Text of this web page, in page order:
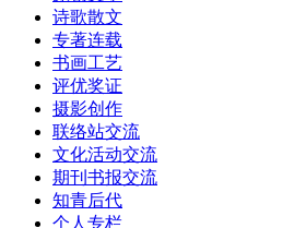
诗歌散文
专著连载
书画工艺
评优奖证
摄影创作
联络站交流
文化活动交流
期刊书报交流
知青后代
个人专栏